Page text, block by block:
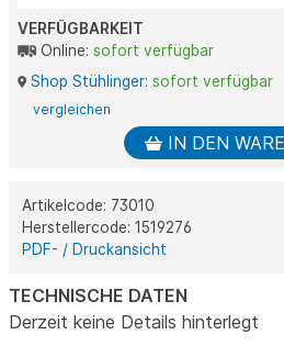
TECHNISCHE DATEN
Derzeit keine Details hinterlegt
VERFÜGBARKEIT
Online: sofort verfügbar
Shop Stühlinger: sofort verfügbar
vergleichen
IN DEN
Artikelcode: 73010
Herstellercode: 1519276
PDF- / Druckansicht